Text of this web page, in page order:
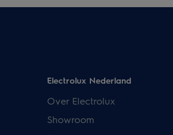
Electrolux Nederland
Over Electrolux
Showroom